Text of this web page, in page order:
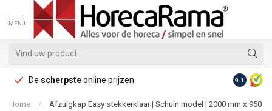
MENU
De scherpsteonline prijzen Op
9.1
Home /
Afzuigkap Easy stekkerklaar | Schuin model | 2000 mm x 950